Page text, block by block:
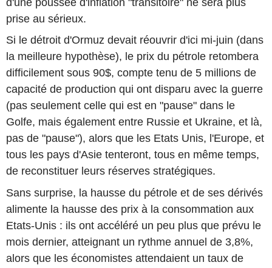
prise au sérieux.
Si le détroit d'Ormuz devait réouvrir d'ici mi-juin (dans
la meilleure hypothèse), le prix du pétrole retombera
difficilement sous 90$, compte tenu de 5 millions de
capacité de production qui ont disparu avec la guerre
(pas seulement celle qui est en "pause" dans le
Golfe, mais également entre Russie et Ukraine, et là,
pas de "pause"), alors que les Etats Unis, l'Europe, et
tous les pays d'Asie tenteront, tous en même temps,
de reconstituer leurs réserves stratégiques.
Sans surprise, la hausse du pétrole et de ses dérivés
alimente la hausse des prix à la consommation aux
Etats-Unis : ils ont accéléré un peu plus que prévu le
mois dernier, atteignant un rythme annuel de 3,8%,
alors que les économistes attendaient un taux de